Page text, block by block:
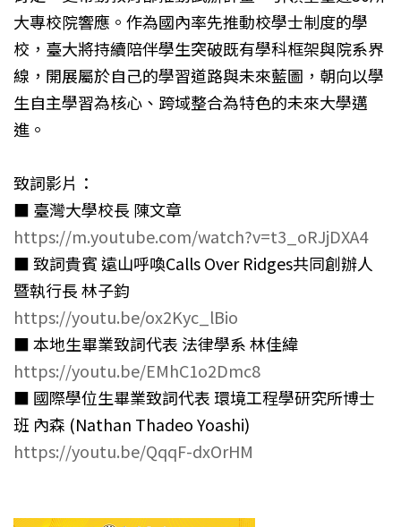
大專校院響應。作為國內率先推動校學士制度的學
校，臺大將持續陪伴學生突破既有學科框架與院系界
線，開展屬於自己的學習道路與未來藍圖，朝向以學
生自主學習為核心、跨域整合為特色的未來大學邁
進。
致詞影片：
■ 臺灣大學校長 陳文章
https://m.youtube.com/watch?v=t3_oRJjDXA4
■ 致詞貴賓 遠山呼喚Calls Over Ridges共同創辦人
暨執行長 林子鈞
https://youtu.be/ox2Kyc_lBio
■ 本地生畢業致詞代表 法律學系 林佳緯
https://youtu.be/EMhC1o2Dmc8
■ 國際學位生畢業致詞代表 環境工程學研究所博士
班 內森 (Nathan Thadeo Yoashi)
https://youtu.be/QqqF-dxOrHM